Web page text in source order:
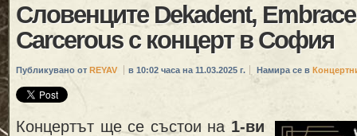
Словенците Dekadent,
Carcerous с концерт в София
Публикувано от REYAV в 10:02 часа на 11.03.2025 г. Намира се в
Концертът ще се състои на 1-ви